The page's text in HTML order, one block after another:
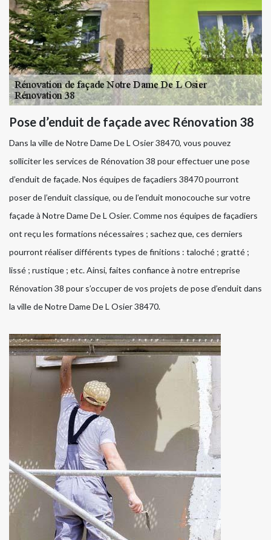
Pose d’enduit de façade avec Rénovation 38
Dans la ville de Notre Dame De L Osier 38470, vous pouvez
solliciter les services de Rénovation 38 pour effectuer une pose
d’enduit de façade. Nos équipes de façadiers 38470 pourront
poser de l’enduit classique, ou de l’enduit monocouche sur votre
façade à Notre Dame De L Osier. Comme nos équipes de façadiers
ont reçu les formations nécessaires ; sachez que, ces derniers
pourront réaliser différents types de finitions : taloché ; gratté ;
lissé ; rustique ; etc. Ainsi, faites confiance à notre entreprise
Rénovation 38 pour s’occuper de vos projets de pose d’enduit dans
la ville de Notre Dame De L Osier 38470.